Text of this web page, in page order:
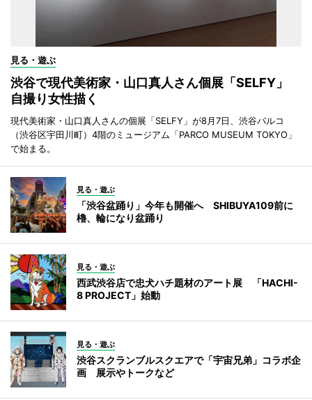
見る・遊ぶ
渋谷で現代美術家・山口真人さん個展「SELFY」
自撮り女性描く
現代美術家・山口真人さんの個展「SELFY」が8月7日、渋谷パルコ
（渋谷区宇田川町）4階のミュージアム「PARCO MUSEUM TOKYO」
で始まる。
見る・遊ぶ
「渋谷盆踊り」今年も開催へ SHIBUYA109前に
櫓、輪になり盆踊り
見る・遊ぶ
西武渋谷店で忠犬ハチ題材のアート展 「HACHI-
8 PROJECT」始動
見る・遊ぶ
渋谷スクランブルスクエアで「宇宙兄弟」コラボ企
画 展示やトークなど